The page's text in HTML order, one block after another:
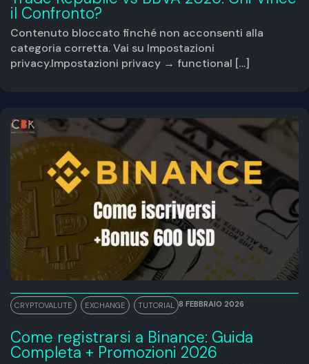
il Confronto?
Contenuto bloccato finché non acconsenti alla
categoria corretta. Vai su Impostazioni
privacy.Impostazioni privacy → functional […]
CRYPTOVALUTE EXCHANGE TUTORIAL 8 FEBBRAIO 2026
Come registrarsi a Binance: Guida
Completa + Promozioni 2026